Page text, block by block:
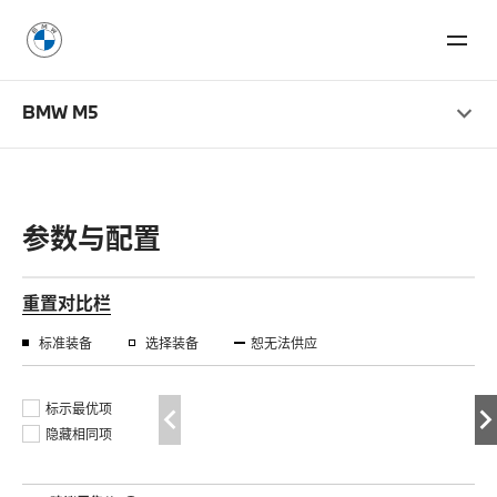
BMW M5
参数与配置
重置对比栏
标准装备 选择装备 恕无法供应
标示最优项
隐藏相同项